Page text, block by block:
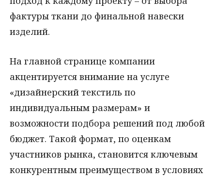
фактуры ткани до финальной навески
изделий.
На главной странице компании
акцентируется внимание на услуге
«дизайнерский текстиль по
индивидуальным размерам» и
возможности подбора решений под любой
бюджет. Такой формат, по оценкам
участников рынка, становится ключевым
конкурентным преимуществом в условиях